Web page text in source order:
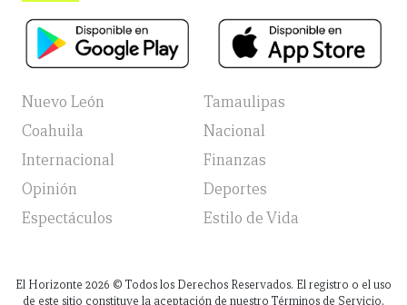
Nuevo León
Tamaulipas
Coahuila
Nacional
Internacional
Finanzas
Opinión
Deportes
Espectáculos
Estilo de Vida
El Horizonte 2026 © Todos los Derechos Reservados. El registro o el uso
de este sitio constituye la aceptación de nuestro Términos de Servicio,